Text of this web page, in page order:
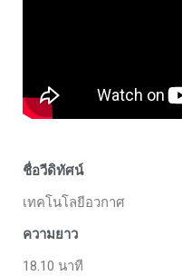
ชื่อวีดิทัศน์
เทคโนโลยีอวกาศ
ความยาว
18.10 นาที